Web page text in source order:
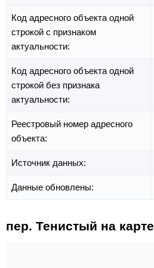
Код адресного объекта одной
строкой с признаком
актуальности:
Код адресного объекта одной
строкой без признака
актуальности:
Реестровый номер адресного
объекта:
Источник данных:
Данные обновлены:
пер. Тенистый на карте